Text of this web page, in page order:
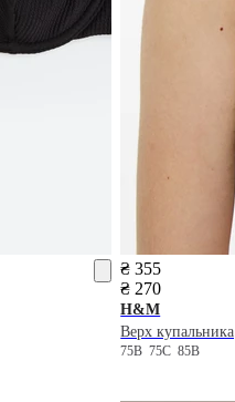
₴ 355
₴ 270
H&M
Верх купальника
75B75C85B